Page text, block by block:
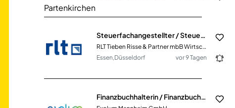
RLT Tieben Risse & Partner mbB Wirtschaftsprüfungsgesellschaft Steuerberatungsgesellschaft'
Essen,Düsseldorf
vor 9 Tagen
Finanzbuchhalterin / Finanzbuchhalter (w/m/d)